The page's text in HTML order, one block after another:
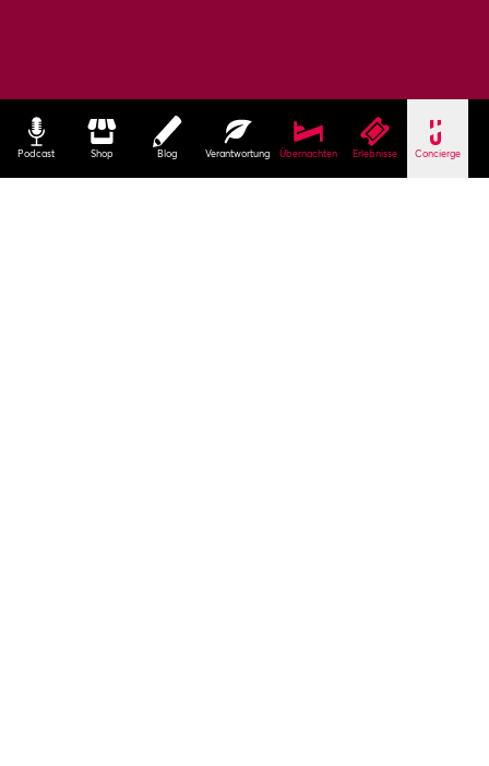
Podcast Shop Blog Verantwortung Übernachten Erlebnisse Concierge